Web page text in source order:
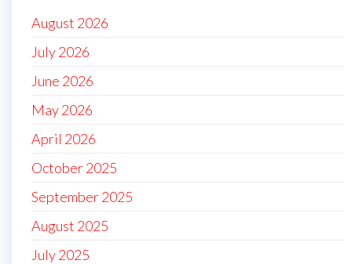
August 2026
July 2026
June 2026
May 2026
April 2026
October 2025
September 2025
August 2025
July 2025